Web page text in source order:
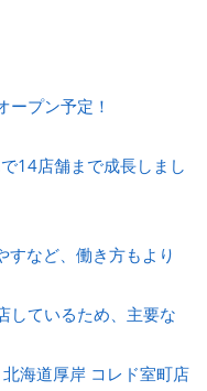
プン予定！
14店舗まで成長しまし
すなど、働き方もより
しているため、主要な
海道厚岸 コレド室町店